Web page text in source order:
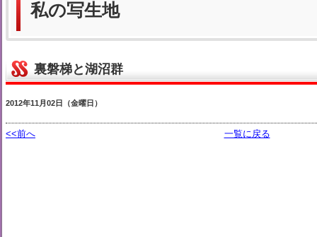
私の写生地
裏磐梯と湖沼群
2012年11月02日（金曜日）
<<前へ 一覧に戻る